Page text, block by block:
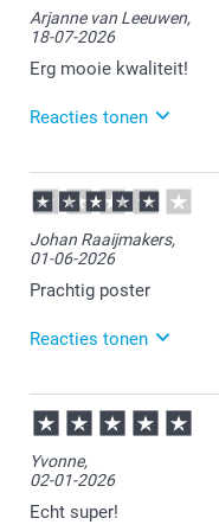
Arjanne van Leeuwen,
18-07-2026
Erg mooie kwaliteit!
Reacties tonen
20-07-2026
14:45
Bedankt voor je
bent met je
Johan Raaijmakers,
01-06-2026
Prachtig poster
Reacties tonen
01-06-2026
13:17
Veel plezier van
Yvonne,
02-01-2026
Echt super!